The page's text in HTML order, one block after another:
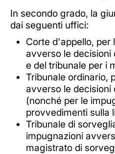
In secondo grado, la
dai seguenti uffici:
Corte d'appello, per
avverso le decisioni
e del tribunale per i
Tribunale ordinario,
avverso le decisioni
(nonché per le
provvedimenti sulla
Tribunale di
impugnazioni
magistrato di